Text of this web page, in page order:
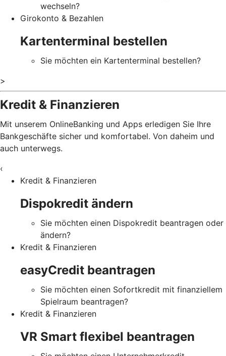
wechseln?
Girokonto & Bezahlen
Kartenterminal bestellen
Sie möchten ein Kartenterminal bestellen?
>
Kredit & Finanzieren
Mit unserem OnlineBanking und Apps erledigen Sie Ihre
Bankgeschäfte sicher und komfortabel. Von daheim und
auch unterwegs.
‹
Kredit & Finanzieren
Dispokredit ändern
Sie möchten einen Dispokredit beantragen oder
ändern?
Kredit & Finanzieren
easyCredit beantragen
Sie möchten einen Sofortkredit mit finanziellem
Spielraum beantragen?
Kredit & Finanzieren
VR Smart flexibel beantragen